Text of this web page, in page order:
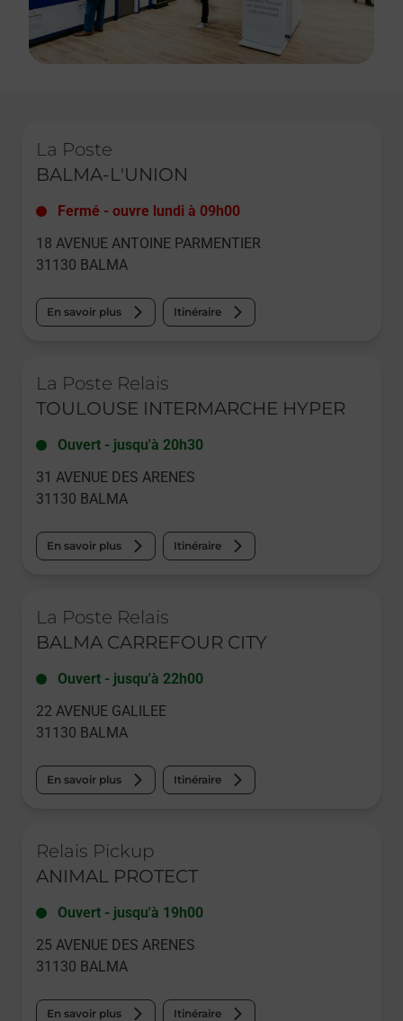
La Poste
BALMA-L'UNION
Fermé - ouvre lundi à 09h00
18 AVENUE ANTOINE PARMENTIER
31130 BALMA
En savoir plus Itinéraire
La Poste Relais
TOULOUSE INTERMARCHE HYPER
Ouvert - jusqu'à 20h30
31 AVENUE DES ARENES
31130 BALMA
En savoir plus Itinéraire
La Poste Relais
BALMA CARREFOUR CITY
Ouvert - jusqu'à 22h00
22 AVENUE GALILEE
31130 BALMA
En savoir plus Itinéraire
Relais Pickup
ANIMAL PROTECT
Ouvert - jusqu'à 19h00
25 AVENUE DES ARENES
31130 BALMA
En savoir plus Itinéraire